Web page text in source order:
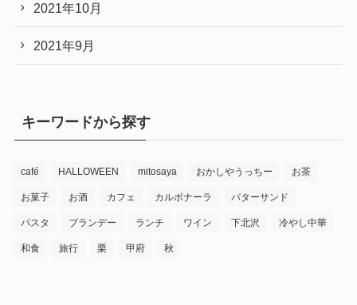
2021年10月
2021年9月
キーワードから探す
café HALLOWEEN mitosaya おかしやうっちー お茶
お菓子 お酒 カフェ カルボナーラ バターサンド
パスタ ブランデー ランチ ワイン 下北沢 冷やし中華
和食 旅行 栗 甲府 秋